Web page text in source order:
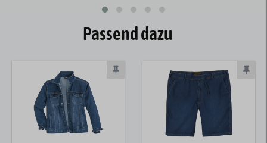
Passend dazu